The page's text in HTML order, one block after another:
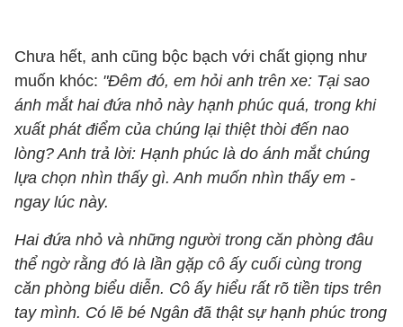
Chưa hết, anh cũng bộc bạch với chất giọng như
muốn khóc: "Đêm đó, em hỏi anh trên xe: Tại sao
ánh mắt hai đứa nhỏ này hạnh phúc quá, trong khi
xuất phát điểm của chúng lại thiệt thòi đến nao
lòng? Anh trả lời: Hạnh phúc là do ánh mắt chúng
lựa chọn nhìn thấy gì. Anh muốn nhìn thấy em -
ngay lúc này.
Hai đứa nhỏ và những người trong căn phòng đâu
thể ngờ rằng đó là lần gặp cô ấy cuối cùng trong
căn phòng biểu diễn. Cô ấy hiểu rất rõ tiền tips trên
tay mình. Có lẽ bé Ngân đã thật sự hạnh phúc trong